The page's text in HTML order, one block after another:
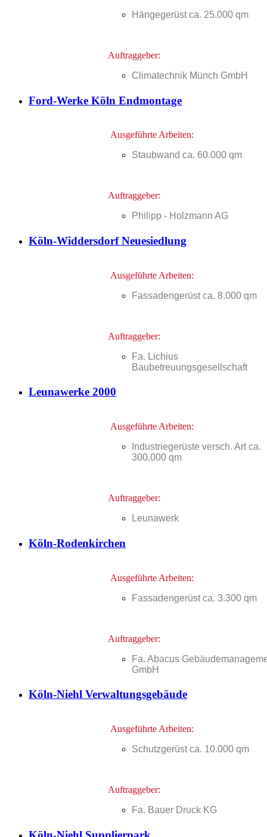
Hängegerüst ca. 25.000 qm
Auftraggeber:
Climatechnik Münch GmbH
Ford-Werke Köln Endmontage
Ausgeführte Arbeiten:
Staubwand ca. 60.000 qm
Auftraggeber:
Philipp - Holzmann AG
Köln-Widdersdorf Neuesiedlung
Ausgeführte Arbeiten:
Fassadengerüst ca. 8.000 qm
Auftraggeber:
Fa. Lichius
Baubetreuungsgesellschaft
Leunawerke 2000
Ausgeführte Arbeiten:
Industriegerüste versch. Art ca.
300.000 qm
Auftraggeber:
Leunawerk
Köln-Rodenkirchen
Ausgeführte Arbeiten:
Fassadengerüst ca. 3.300 qm
Auftraggeber:
Fa. Abacus
GmbH
Köln-Niehl Verwaltungsgebäude
Ausgeführte Arbeiten:
Schutzgerüst ca. 10.000 qm
Auftraggeber:
Fa. Bauer Druck KG